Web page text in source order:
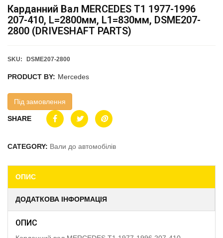
Карданний Вал MERCEDES T1 1977-1996
207-410, L=2800мм, L1=830мм, DSME207-
2800 (DRIVESHAFT PARTS)
SKU: DSME207-2800
PRODUCT BY: Mercedes
Під замовлення
SHARE
CATEGORY: Вали до автомобілів
ОПИС
ДОДАТКОВА ІНФОРМАЦІЯ
ОПИС